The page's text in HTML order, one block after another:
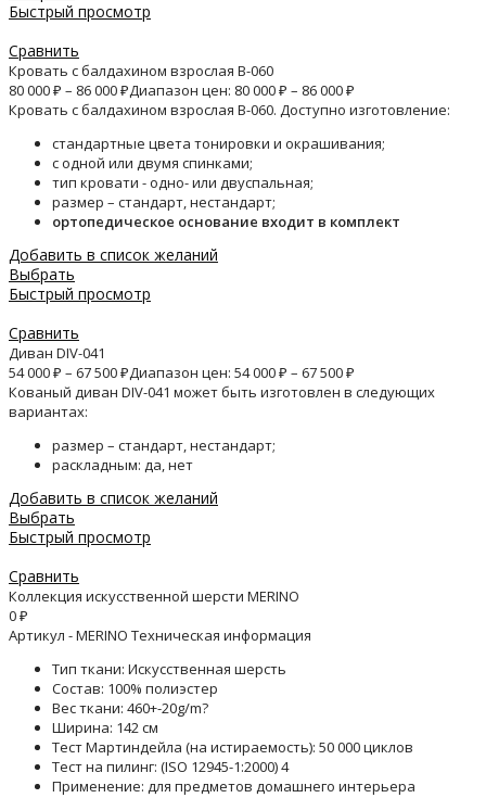
Быстрый просмотр
Сравнить
Кровать с балдахином взрослая B-060
80 000₽ – 86 000₽Диапазон цен: 80 000 ₽ – 86 000 ₽
Кровать с балдахином взрослая B-060. Доступно изготовление:
стандартные цвета тонировки и окрашивания;
с одной или двумя спинками;
тип кровати - одно- или двуспальная;
размер – стандарт, нестандарт;
ортопедическое основание входит в комплект
Добавить в список желаний
Выбрать
Быстрый просмотр
Сравнить
Диван DIV-041
54 000₽ – 67 500₽Диапазон цен: 54 000 ₽ – 67 500 ₽
Кованый диван DIV-041 может быть изготовлен в следующих
вариантах:
размер – стандарт, нестандарт;
раскладным: да, нет
Добавить в список желаний
Выбрать
Быстрый просмотр
Сравнить
Коллекция искусственной шерсти MERINO
0₽
Артикул - MERINO Техническая информация
Тип ткани: Искусственная шерсть
Состав: 100% полиэстер
Вес ткани: 460+-20g/m?
Ширина: 142 см
Тест Мартиндейла (на истираемость): 50 000 циклов
Тест на пилинг: (ISO 12945-1:2000) 4
Применение: для предметов домашнего интерьера